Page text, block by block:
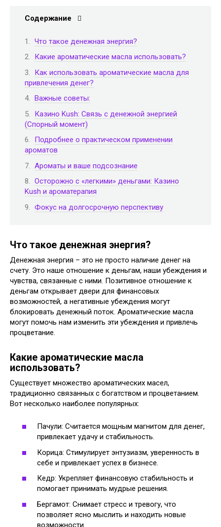
Содержание
Что такое денежная энергия?
Какие ароматические масла использовать?
Как использовать ароматические масла для
привлечения денег?
Важные советы:
Казино Kush: Связь с денежной энергией
(Спорный момент)
Подробнее о практическом применении
ароматов
Ароматы и ваше подсознание
Осторожно с «легкими» деньгами: Казино
Kush и ароматерапия
Фокус на долгосрочную перспективу
Что такое денежная энергия?
Денежная энергия – это не просто наличие денег на
счету. Это наше отношение к деньгам, наши убеждения и
чувства, связанные с ними. Позитивное отношение к
деньгам открывает двери для финансовых
возможностей, а негативные убеждения могут
блокировать денежный поток. Ароматические масла
могут помочь нам изменить эти убеждения и привлечь
процветание.
Какие ароматические масла
использовать?
Существует множество ароматических масел,
традиционно связанных с богатством и процветанием.
Вот несколько наиболее популярных:
Пачули: Считается мощным магнитом для денег,
привлекает удачу и стабильность.
Корица: Стимулирует энтузиазм, уверенность в
себе и привлекает успех в бизнесе.
Кедр: Укрепляет финансовую стабильность и
помогает принимать мудрые решения.
Бергамот: Снимает стресс и тревогу, что
позволяет ясно мыслить и находить новые
возможности.